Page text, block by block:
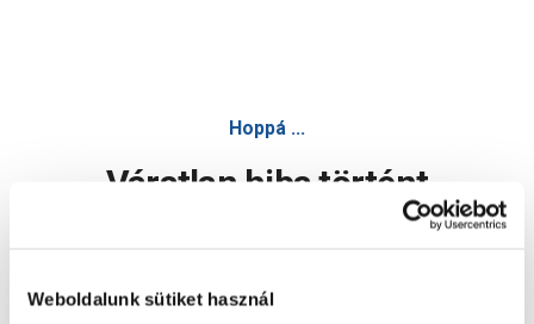
Weboldalunk sütiket használ
Hoppá ...
Váratlan hiba történt